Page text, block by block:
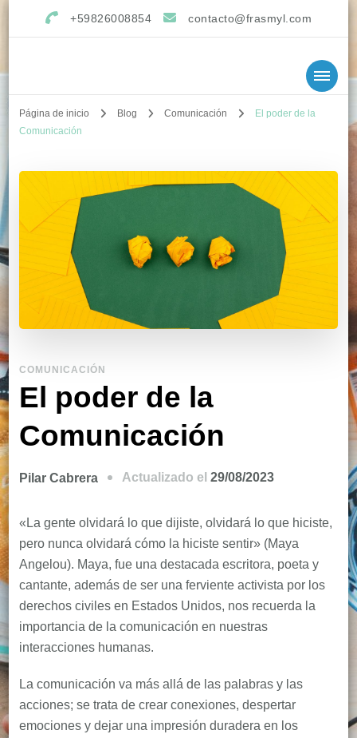
+59826008854 contacto@frasmyl.com
Página de inicio Blog Comunicación
El poder de la
Comunicación
COMUNICACIÓN
El poder de la
Comunicación
Pilar Cabrera Actualizado el 29/08/2023
«La gente olvidará lo que dijiste, olvidará lo que hiciste,
pero nunca olvidará cómo la hiciste sentir» (Maya
Angelou). Maya, fue una destacada escritora, poeta y
cantante, además de ser una ferviente activista por los
derechos civiles en Estados Unidos, nos recuerda la
importancia de la comunicación en nuestras
interacciones humanas.
La comunicación va más allá de las palabras y las
acciones; se trata de crear conexiones, despertar
emociones y dejar una impresión duradera en los